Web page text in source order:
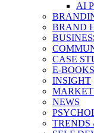
AI
BRAND
CASE
E-BOOKS
INSIGHT
NEWS
TRENDS